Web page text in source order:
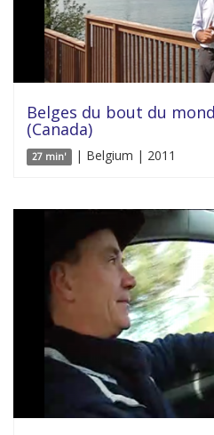
Belges du bout du
(Canada)
27 min' | Belgium | 2011